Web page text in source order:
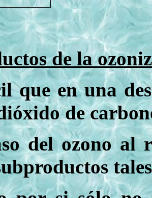
de la
que en una
de
del ozono al